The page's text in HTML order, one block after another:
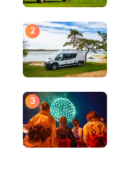
2
3